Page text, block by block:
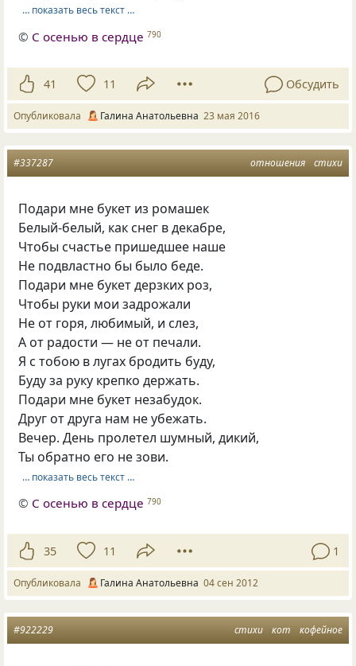
… показать весь текст …
© С осенью в сердце 790
41 11 Обсудить
Опубликовала Галина Анатольевна 23 мая 2016
отношения стихи
#337287
Подари мне букет из ромашек
Белый-белый, как снег в декабре,
Чтобы счастье пришедшее наше
Не подвластно бы было беде.
Подари мне букет дерзких роз,
Чтобы руки мои задрожали
Не от горя, любимый, и слез,
А от радости — не от печали.
Я с тобою в лугах бродить буду,
Буду за руку крепко держать.
Подари мне букет незабудок.
Друг от друга нам не убежать.
Вечер. День пролетел шумный, дикий,
Ты обратно его не зови.
… показать весь текст …
© С осенью в сердце 790
35 11 1
Опубликовала Галина Анатольевна 04 сен 2012
стихи кот кофейное
#922229